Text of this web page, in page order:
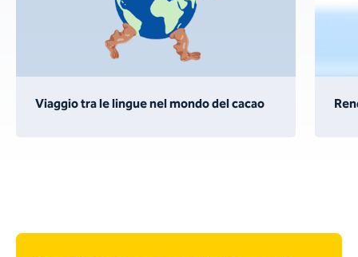
Viaggio tra le lingue nel mondo del cacao